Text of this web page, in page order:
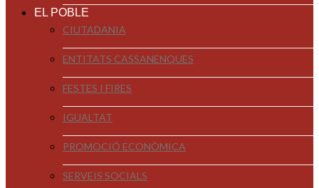
EL POBLE
CIUTADANIA
ENTITATS CASSANENQUES
FESTES I FIRES
IGUALTAT
PROMOCIÓ ECONÒMICA
SERVEIS SOCIALS